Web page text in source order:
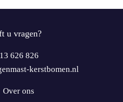
u vragen?
626 826
kerstbomen.nl
Over ons